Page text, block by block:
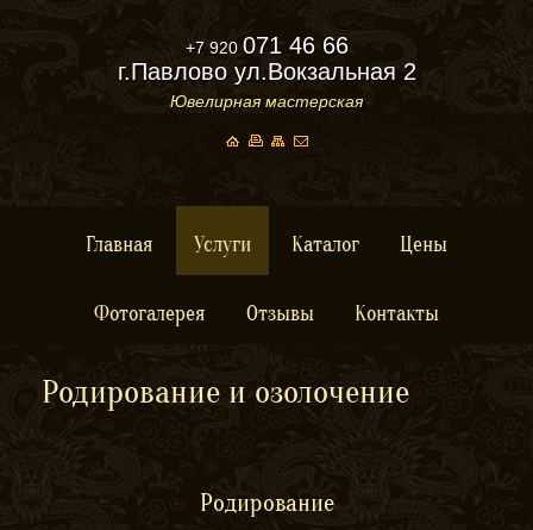
Главная Услуги Каталог Цены
Фотогалерея Отзывы Контакты
Родирование и озолочение
Родирование
+7 920 071 46 66
г.Павлово ул.Вокзальная 2
Ювелирная мастерская